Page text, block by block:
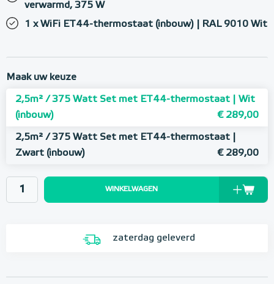
verwarmd, 375 W
1 x WiFi ET44-thermostaat (inbouw) | RAL 9010 Wit
Maak uw keuze
2,5m² / 375 Watt Set met ET44-thermostaat | Wit
(inbouw)
€ 289,00
2,5m² / 375 Watt Set met ET44-thermostaat |
Zwart (inbouw)
€ 289,00
WINKELWAGEN
zaterdag geleverd